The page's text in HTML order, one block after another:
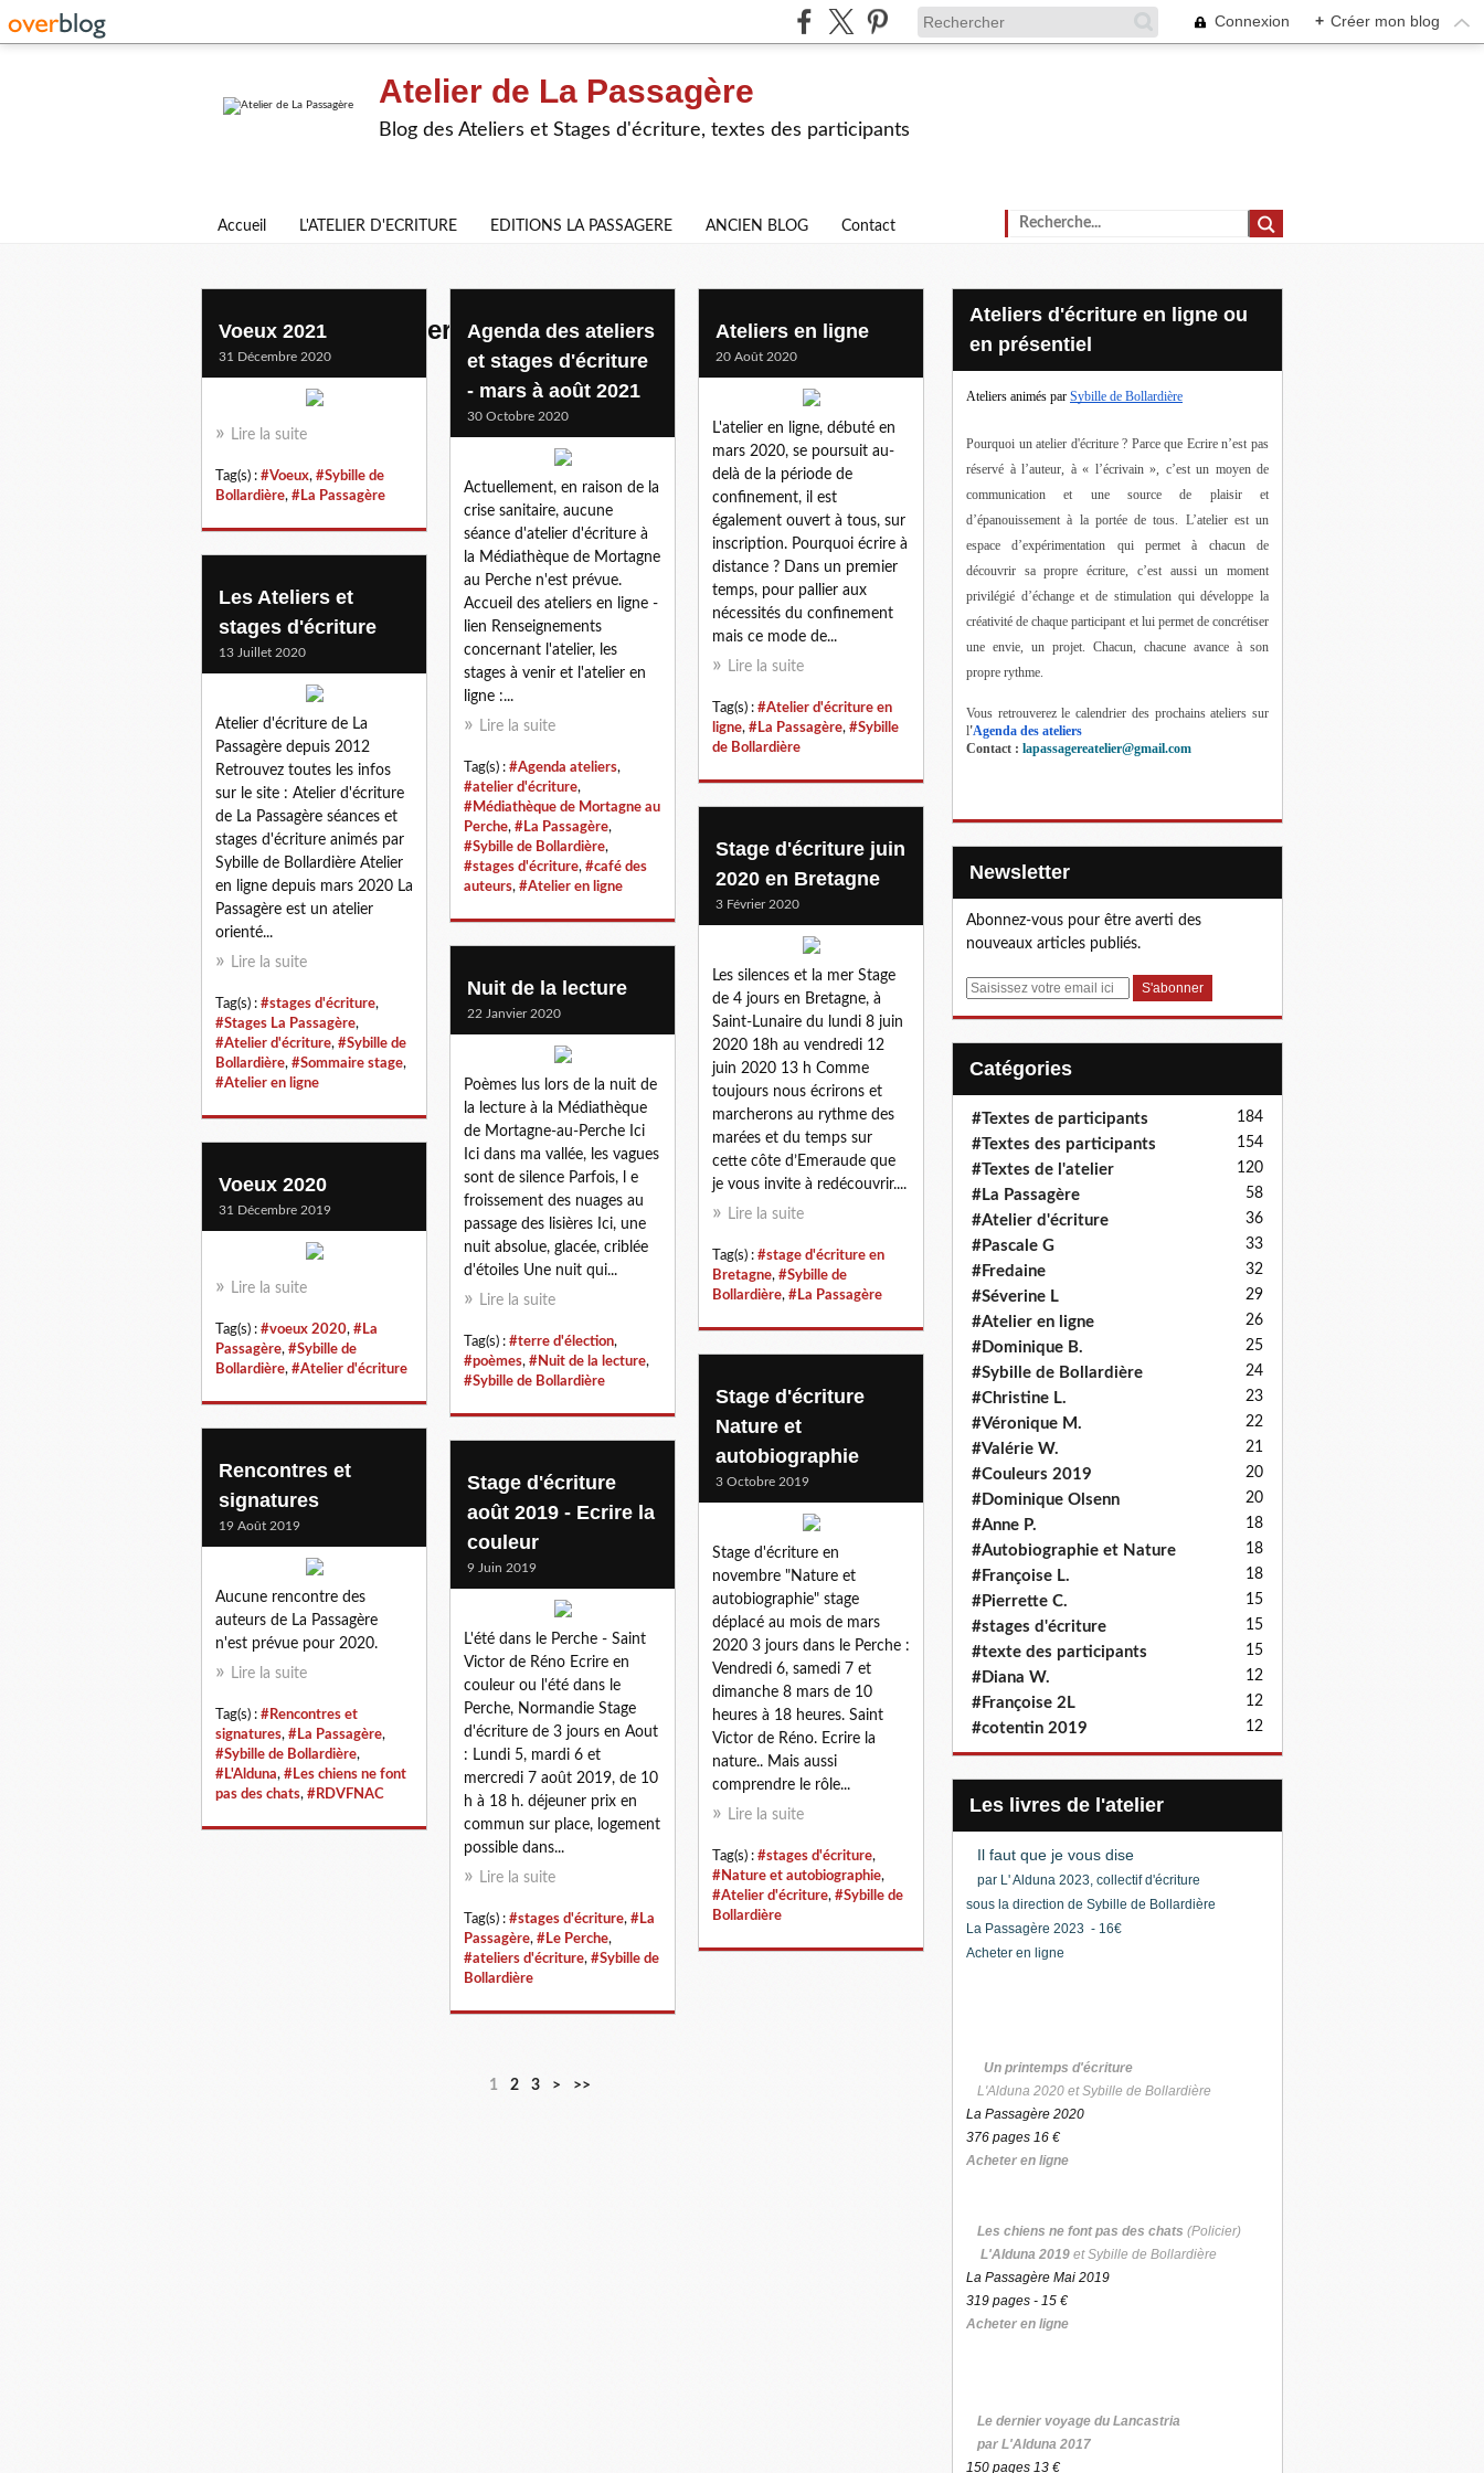
Connexion + Créer mon blog
Atelier de La Passagère
Blog des Ateliers et Stages d'écriture, textes des participants
Accueil L'ATELIER D'ECRITURE EDITIONS LA PASSAGERE ANCIEN BLOG Contact
sybille de bollardiere
Voeux 2021
31 Décembre 2020
Lire la suite
Tag(s) : #Voeux, #Sybille de
Bollardière, #La Passagère
Agenda des ateliers
et stages d'écriture
- mars à août 2021
30 Octobre 2020
Actuellement, en raison de la
crise sanitaire, aucune
séance d'atelier d'écriture à
la Médiathèque de Mortagne
au Perche n'est prévue.
Accueil des ateliers en ligne -
lien Renseignements
concernant l'atelier, les
stages à venir et l'atelier en
ligne :...
Lire la suite
Tag(s) : #Agenda ateliers,
#atelier d'écriture,
#Médiathèque de Mortagne au
Perche, #La Passagère,
#Sybille de Bollardière,
#stages d'écriture, #café des
auteurs, #Atelier en ligne
Ateliers en ligne
20 Août 2020
L'atelier en ligne, débuté en
mars 2020, se poursuit au-
delà de la période de
confinement, il est
également ouvert à tous, sur
inscription. Pourquoi écrire à
distance ? Dans un premier
temps, pour pallier aux
nécessités du confinement
mais ce mode de...
Lire la suite
Tag(s) : #Atelier d'écriture en
ligne, #La Passagère, #Sybille
de Bollardière
Les Ateliers et
stages d'écriture
13 Juillet 2020
Atelier d'écriture de La
Passagère depuis 2012
Retrouvez toutes les infos
sur le site : Atelier d'écriture
de La Passagère séances et
stages d'écriture animés par
Sybille de Bollardière Atelier
en ligne depuis mars 2020 La
Passagère est un atelier
orienté...
Lire la suite
Tag(s) : #stages d'écriture,
#Stages La Passagère,
#Atelier d'écriture, #Sybille de
Bollardière, #Sommaire stage,
#Atelier en ligne
Stage d'écriture juin
2020 en Bretagne
3 Février 2020
Les silences et la mer Stage
de 4 jours en Bretagne, à
Saint-Lunaire du lundi 8 juin
2020 18h au vendredi 12
juin 2020 13 h Comme
toujours nous écrirons et
marcherons au rythme des
marées et du temps sur
cette côte d’Emeraude que
je vous invite à redécouvrir....
Lire la suite
Tag(s) : #stage d'écriture en
Bretagne, #Sybille de
Bollardière, #La Passagère
Nuit de la lecture
22 Janvier 2020
Poèmes lus lors de la nuit de
la lecture à la Médiathèque
de Mortagne-au-Perche Ici
Ici dans ma vallée, les vagues
sont de silence Parfois, l e
froissement des nuages au
passage des lisières Ici, une
nuit absolue, glacée, criblée
d'étoiles Une nuit qui...
Lire la suite
Tag(s) : #terre d'élection,
#poèmes, #Nuit de la lecture,
#Sybille de Bollardière
Voeux 2020
31 Décembre 2019
Lire la suite
Tag(s) : #voeux 2020, #La
Passagère, #Sybille de
Bollardière, #Atelier d'écriture
Stage d'écriture
Nature et
autobiographie
3 Octobre 2019
Stage d'écriture en
novembre "Nature et
autobiographie" stage
déplacé au mois de mars
2020 3 jours dans le Perche :
Vendredi 6, samedi 7 et
dimanche 8 mars de 10
heures à 18 heures. Saint
Victor de Réno. Ecrire la
nature.. Mais aussi
comprendre le rôle...
Lire la suite
Tag(s) : #stages d'écriture,
#Nature et autobiographie,
#Atelier d'écriture, #Sybille de
Bollardière
Rencontres et
signatures
19 Août 2019
Aucune rencontre des
auteurs de La Passagère
n'est prévue pour 2020.
Lire la suite
Tag(s) : #Rencontres et
signatures, #La Passagère,
#Sybille de Bollardière,
#L'Alduna, #Les chiens ne font
pas des chats, #RDVFNAC
Stage d'écriture
août 2019 - Ecrire la
couleur
9 Juin 2019
L'été dans le Perche - Saint
Victor de Réno Ecrire en
couleur ou l'été dans le
Perche, Normandie Stage
d'écriture de 3 jours en Aout
: Lundi 5, mardi 6 et
mercredi 7 août 2019, de 10
h à 18 h. déjeuner prix en
commun sur place, logement
possible dans...
Lire la suite
Tag(s) : #stages d'écriture, #La
Passagère, #Le Perche,
#ateliers d'écriture, #Sybille de
Bollardière
1 2 3 > >>
Ateliers d'écriture en ligne ou
en présentiel
Ateliers animés par Sybille de Bollardière
Pourquoi un atelier d'écriture ? Parce que Ecrire n’est pas
réservé à l’auteur, à « l’écrivain », c’est un moyen de
communication et une source de plaisir et
d’épanouissement à la portée de tous. L’atelier est un
espace d’expérimentation qui permet à chacun de
découvrir sa propre écriture, c’est aussi un moment
privilégié d’échange et de stimulation qui développe la
créativité de chaque participant et lui permet de concrétiser
une envie, un projet. Chacun, chacune avance à son
propre rythme.
Vous retrouverez le calendrier des prochains ateliers sur
l'Agenda des ateliers
Contact : lapassagereatelier@gmail.com
Newsletter
Abonnez-vous pour être averti des
nouveaux articles publiés.
E
Catégories
#Textes de participants 184
#Textes des participants 154
#Textes de l'atelier 120
#La Passagère 58
#Atelier d'écriture 36
#Pascale G 33
#Fredaine 32
#Séverine L 29
#Atelier en ligne 26
#Dominique B. 25
#Sybille de Bollardière 24
#Christine L. 23
#Véronique M. 22
#Valérie W. 21
#Couleurs 2019 20
#Dominique Olsenn 20
#Anne P. 18
#Autobiographie et Nature 18
#Françoise L. 18
#Pierrette C. 15
#stages d'écriture 15
#texte des participants 15
#Diana W. 12
#Françoise 2L 12
#cotentin 2019 12
Les livres de l'atelier
Il faut que je vous dise
par L' Alduna 2023, collectif d'écriture
sous la direction de Sybille de Bollardière
La Passagère 2023 - 16€
Acheter en ligne
Un printemps d'écriture
L'Alduna 2020 et Sybille de Bollardière
La Passagère 2020
376 pages 16 €
Acheter en ligne
Les chiens ne font pas des chats (Policier)
L'Alduna 2019 et Sybille de Bollardière
La Passagère Mai 2019
319 pages - 15 €
Acheter en ligne
Le dernier voyage du Lancastria
par L'Alduna 2017
150 pages 13 €